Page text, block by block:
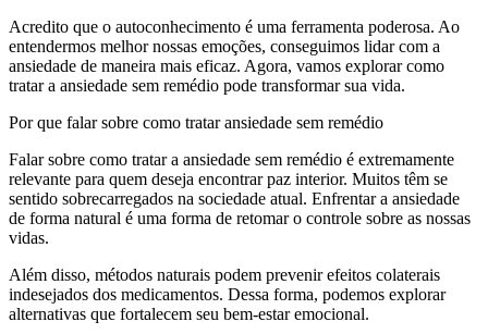
Acredito que o autoconhecimento é uma ferramenta poderosa. Ao
entendermos melhor nossas emoções, conseguimos lidar com a
ansiedade de maneira mais eficaz. Agora, vamos explorar como
tratar a ansiedade sem remédio pode transformar sua vida.
Por que falar sobre como tratar ansiedade sem remédio
Falar sobre como tratar a ansiedade sem remédio é extremamente
relevante para quem deseja encontrar paz interior. Muitos têm se
sentido sobrecarregados na sociedade atual. Enfrentar a ansiedade
de forma natural é uma forma de retomar o controle sobre as nossas
vidas.
Além disso, métodos naturais podem prevenir efeitos colaterais
indesejados dos medicamentos. Dessa forma, podemos explorar
alternativas que fortalecem seu bem-estar emocional.